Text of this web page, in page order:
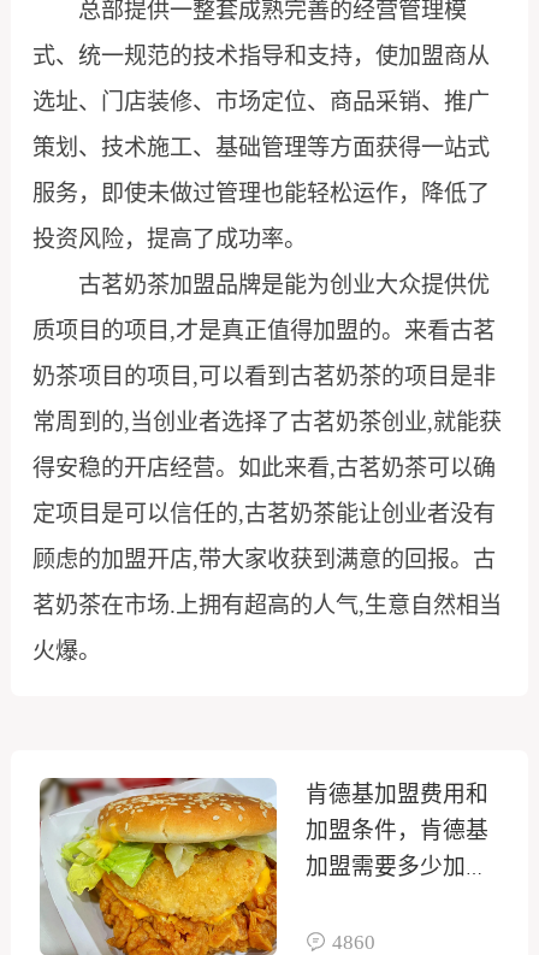
总部提供一整套成熟完善的经营管理模
式、统一规范的技术指导和支持，使加盟商从
选址、门店装修、市场定位、商品采销、推广
策划、技术施工、基础管理等方面获得一站式
服务，即使未做过管理也能轻松运作，降低了
投资风险，提高了成功率。
古茗奶茶加盟品牌是能为创业大众提供优
质项目的项目,才是真正值得加盟的。来看古茗
奶茶项目的项目,可以看到古茗奶茶的项目是非
常周到的,当创业者选择了古茗奶茶创业,就能获
得安稳的开店经营。如此来看,古茗奶茶可以确
定项目是可以信任的,古茗奶茶能让创业者没有
顾虑的加盟开店,带大家收获到满意的回报。古
茗奶茶在市场.上拥有超高的人气,生意自然相当
火爆。
肯德基加盟费用和
加盟条件，肯德基
加盟需要多少加盟
4860